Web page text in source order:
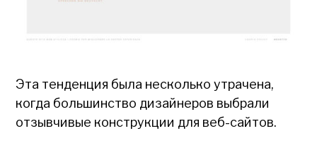
Эта тенденция была несколько утрачена,
когда большинство дизайнеров выбрали
отзывчивые конструкции для веб-сайтов.